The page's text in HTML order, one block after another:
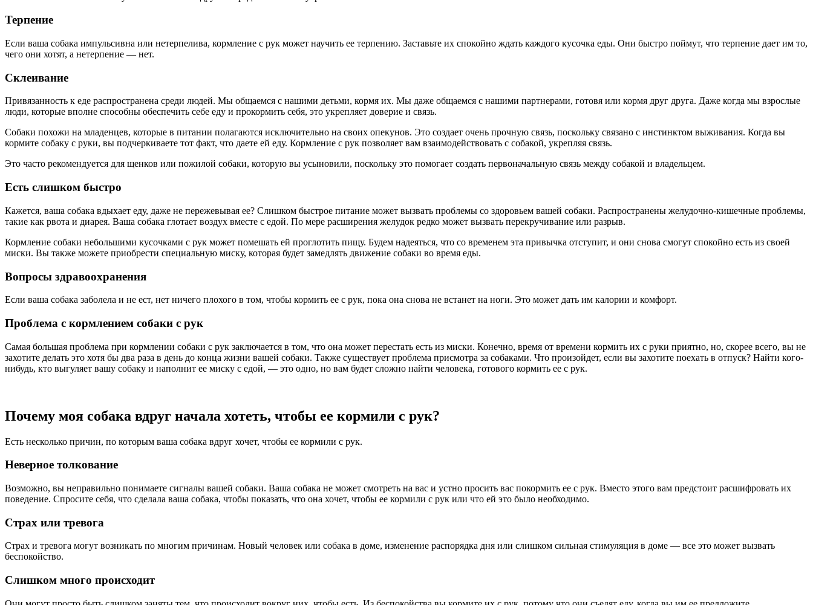
Терпение
Если ваша собака импульсивна или нетерпелива, кормление с рук может научить ее терпению. Заставьте их спокойно ждать каждого кусочка еды. Они быстро поймут, что терпение дает им то,
чего они хотят, а нетерпение — нет.
Склеивание
Привязанность к еде распространена среди людей. Мы общаемся с нашими детьми, кормя их. Мы даже общаемся с нашими партнерами, готовя или кормя друг друга. Даже когда мы взрослые
люди, которые вполне способны обеспечить себе еду и прокормить себя, это укрепляет доверие и связь.
Собаки похожи на младенцев, которые в питании полагаются исключительно на своих опекунов. Это создает очень прочную связь, поскольку связано с инстинктом выживания. Когда вы
кормите собаку с руки, вы подчеркиваете тот факт, что даете ей еду. Кормление с рук позволяет вам взаимодействовать с собакой, укрепляя связь.
Это часто рекомендуется для щенков или пожилой собаки, которую вы усыновили, поскольку это помогает создать первоначальную связь между собакой и владельцем.
Есть слишком быстро
Кажется, ваша собака вдыхает еду, даже не пережевывая ее? Слишком быстрое питание может вызвать проблемы со здоровьем вашей собаки. Распространены желудочно-кишечные проблемы,
такие как рвота и диарея. Ваша собака глотает воздух вместе с едой. По мере расширения желудок редко может вызвать перекручивание или разрыв.
Кормление собаки небольшими кусочками с рук может помешать ей проглотить пищу. Будем надеяться, что со временем эта привычка отступит, и они снова смогут спокойно есть из своей
миски. Вы также можете приобрести специальную миску, которая будет замедлять движение собаки во время еды.
Вопросы здравоохранения
Если ваша собака заболела и не ест, нет ничего плохого в том, чтобы кормить ее с рук, пока она снова не встанет на ноги. Это может дать им калории и комфорт.
Проблема с кормлением собаки с рук
Самая большая проблема при кормлении собаки с рук заключается в том, что она может перестать есть из миски. Конечно, время от времени кормить их с руки приятно, но, скорее всего, вы не
захотите делать это хотя бы два раза в день до конца жизни вашей собаки. Также существует проблема присмотра за собаками. Что произойдет, если вы захотите поехать в отпуск? Найти кого-
нибудь, кто выгуляет вашу собаку и наполнит ее миску с едой, — это одно, но вам будет сложно найти человека, готового кормить ее с рук.
Почему моя собака вдруг начала хотеть, чтобы ее кормили с рук?
Есть несколько причин, по которым ваша собака вдруг хочет, чтобы ее кормили с рук.
Неверное толкование
Возможно, вы неправильно понимаете сигналы вашей собаки. Ваша собака не может смотреть на вас и устно просить вас покормить ее с рук. Вместо этого вам предстоит расшифровать их
поведение. Спросите себя, что сделала ваша собака, чтобы показать, что она хочет, чтобы ее кормили с рук или что ей это было необходимо.
Страх или тревога
Страх и тревога могут возникать по многим причинам. Новый человек или собака в доме, изменение распорядка дня или слишком сильная стимуляция в доме — все это может вызвать
беспокойство.
Слишком много происходит